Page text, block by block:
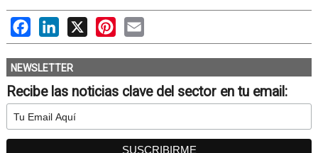
FacebookLinkedIn
X PinterestEmail
NEWSLETTER
Recibe las noticias clave del sector en tu email: